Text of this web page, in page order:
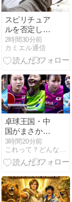
スピリチュア
ルを否定して
いる人たちの
「本当の意
図」をリーデ
た話
2時間30分前
カミエル通信
卓球王国・中
国がまさか
の“全滅”「脆
さが明らか
に…」～【菩
れ】
3時間20分前
これって？どんなん！野狐禅 takecyan10